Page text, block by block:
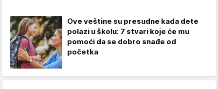
Ove veštine su presudne kada dete
polazi u školu: 7 stvari koje će mu
pomoći da se dobro snađe od
početka